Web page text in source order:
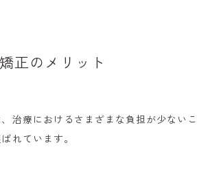
正のメリット
治療におけるさまざまな負担が少ないこ
れています。